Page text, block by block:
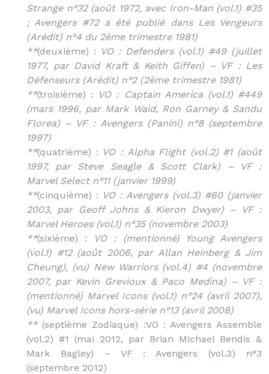
Strange n°32 (août 1972, avec Iron-Man (vol.1) #35
; Avengers #72 a été publié dans Les Vengeurs
(Arédit) n°4 du 2ème trimestre 1981)
**(deuxième) : VO : Defenders (vol.1) #49 (juillet
1977, par David Kraft & Keith Giffen) – VF : Les
Défenseurs (Arédit) n°2 (2ème trimestre 1981)
**(troisième) :
VO : Captain America (vol.1) #449
(mars 1996, par Mark Waid, Ron Garney & Sandu
Florea) – VF : Avengers (Panini) n°8 (septembre
1997)
**(quatrième) : VO : Alpha Flight (vol.2) #1 (août
1997, par Steve Seagle & Scott Clark) – VF :
Marvel Select n°11 (janvier 1999)
**(cinquième) : VO : Avengers (vol.3) #60 (janvier
2003, par Geoff Johns & Kieron Dwyer) – VF :
Marvel Heroes (vol.1) n°35 (novembre 2003)
**(sixième) :
VO : (mentionné) Young Avengers
(vol.1) #12 (août 2006, par Allan Heinberg & Jim
Cheung), (vu) New Warriors (vol.4) #4 (novembre
2007, par Kevin Grevioux & Paco Medina) – VF :
(mentionné) Marvel Icons (vol.1) n°24 (avril 2007),
(vu) Marvel Icons hors-série n°13 (avril 2008)
**(septième Zodiaque) :VO : Avengers Assemble
(vol.2) #1 (mai 2012, par Brian Michael Bendis &
Mark Bagley) – VF : Avengers (vol.3) n°3
(septembre 2012)